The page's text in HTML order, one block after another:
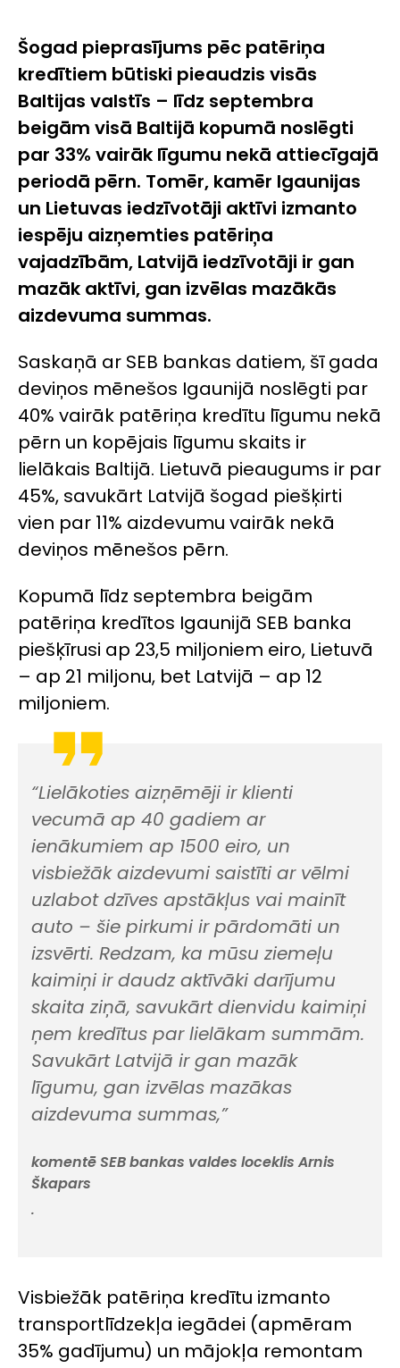
Šogad pieprasījums pēc patēriņa
kredītiem būtiski pieaudzis visās
Baltijas valstīs – līdz septembra
beigām visā Baltijā kopumā noslēgti
par 33% vairāk līgumu nekā attiecīgajā
periodā pērn. Tomēr, kamēr Igaunijas
un Lietuvas iedzīvotāji aktīvi izmanto
iespēju aizņemties patēriņa
vajadzībām, Latvijā iedzīvotāji ir gan
mazāk aktīvi, gan izvēlas mazākās
aizdevuma summas.
Saskaņā ar SEB bankas datiem, šī gada
deviņos mēnešos Igaunijā noslēgti par
40% vairāk patēriņa kredītu līgumu nekā
pērn un kopējais līgumu skaits ir
lielākais Baltijā. Lietuvā pieaugums ir par
45%, savukārt Latvijā šogad piešķirti
vien par 11% aizdevumu vairāk nekā
deviņos mēnešos pērn.
Kopumā līdz septembra beigām
patēriņa kredītos Igaunijā SEB banka
piešķīrusi ap 23,5 miljoniem eiro, Lietuvā
– ap 21 miljonu, bet Latvijā – ap 12
miljoniem.
“Lielākoties aizņēmēji ir klienti
vecumā ap 40 gadiem ar
ienākumiem ap 1500 eiro, un
visbiežāk aizdevumi saistīti ar vēlmi
uzlabot dzīves apstākļus vai mainīt
auto – šie pirkumi ir pārdomāti un
izsvērti. Redzam, ka mūsu ziemeļu
kaimiņi ir daudz aktīvāki darījumu
skaita ziņā, savukārt dienvidu kaimiņi
ņem kredītus par lielākam summām.
Savukārt Latvijā ir gan mazāk
līgumu, gan izvēlas mazākas
aizdevuma summas,”
komentē SEB bankas valdes loceklis Arnis
Škapars
.
Visbiežāk patēriņa kredītu izmanto
transportlīdzekļa iegādei (apmēram
35% gadījumu) un mājokļa remontam